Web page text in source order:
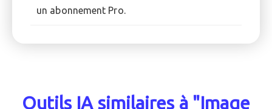
un abonnement Pro.
Outils IA similaires à "Image